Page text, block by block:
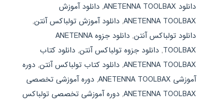
دانلود ANETENNA TOOLBAX
, دانلود آموزش
ANETENNA TOOLBAX
, دانلود آموزش تولباکس آنتن,
دانلود تولباکس آنتن,
دانلود جزوه ANETENNA
TOOLBAX
, دانلود جزوه تولباکس آنتن, دانلود کتاب
ANETENNA TOOLBAX
, دانلود کتاب تولباکس آنتن, دوره
آموزشی ANETENNA TOOLBAX
, دوره آموزشی تخصصی
ANETENNA TOOLBAX
, دوره آموزشی تخصصی تولباکس